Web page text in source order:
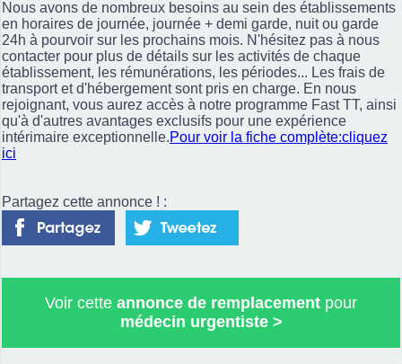
Nous avons de nombreux besoins au sein des établissements
en horaires de journée, journée + demi garde, nuit ou garde
24h à pourvoir sur les prochains mois. N'hésitez pas à nous
contacter pour plus de détails sur les activités de chaque
établissement, les rémunérations, les périodes... Les frais de
transport et d'hébergement sont pris en charge. En nous
rejoignant, vous aurez accès à notre programme Fast TT, ainsi
qu'à d'autres avantages exclusifs pour une expérience
intérimaire exceptionnelle.Pour voir la fiche complète:cliquez
ici
Partagez cette annonce ! :
Voir cette annonce de remplacement pour
médecin urgentiste>